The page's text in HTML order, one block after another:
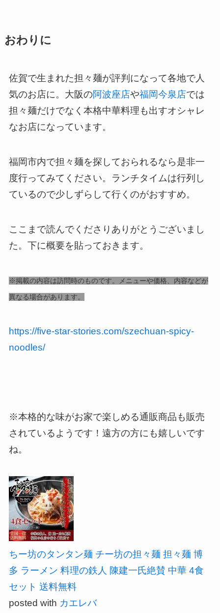
おわりに
佐賀で生まれた担々麺が評判になって各地で人
気のお店に。大阪の阿波座店や福岡今泉店では
担々麺だけでなく本格中華料理も出すオシャレ
なお店になっています。
福岡市内で担々麺を探しておられるなら是非一
度行ってみてください。ランチタイムは行列し
ているので少しずらして行くのがおすすめ。
ここまで読んでくださりありがとうございまし
た。下に概要を貼っておきます。
※掲載の内容は訪問時のものです。メニューや価格、内容などが
異なる場合があります。
https://five-star-stories.com/szechuan-spicy-
noodles/
※本格的な味がお家で楽しめる通販商品も販売
されているようです！遠方の方にも嬉しいです
ね。
ちー坊のタンタン麺 チー坊の担々麺 担々麺 博
多 ラーメン 料理の鉄人 陳建一氏絶賛 中華 4食
セット 送料無料
posted with カエレバ